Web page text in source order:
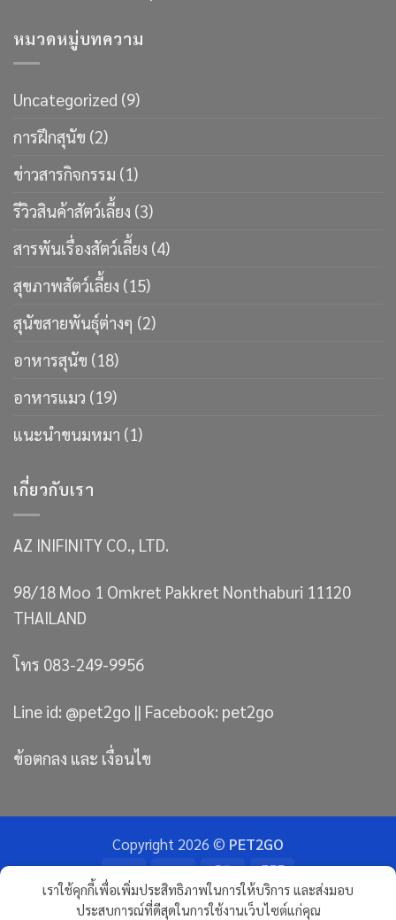
หมวดหมู่บทความ
Uncategorized (9)
การฝึกสุนัข (2)
ข่าวสารกิจกรรม (1)
รีวิวสินค้าสัตว์เลี้ยง (3)
สารพันเรื่องสัตว์เลี้ยง (4)
สุขภาพสัตว์เลี้ยง (15)
สุนัขสายพันธ์ุต่างๆ (2)
อาหารสุนัข (18)
อาหารแมว (19)
แนะนำขนมหมา (1)
เกี่ยวกับเรา
AZ INIFINITY CO., LTD.
98/18 Moo 1 Omkret Pakkret Nonthaburi 11120
THAILAND
โทร 083-249-9956
Line id: @pet2go || Facebook: pet2go
ข้อตกลง และ เงื่อนไข
Copyright 2026 © PET2GO
Bank
Transfer
Visa MasterCard
JCB
ขนมแมว
ทรายแมวภูเขาไฟ อัลติเมทพรีเมียม
เราใช้คุกกี้เพื่อเพิ่มประสิทธิภาพในการให้บริการ และส่งมอบ
ประสบการณ์ที่ดีสุดในการใช้งานเว็บไซต์แก่คุณ